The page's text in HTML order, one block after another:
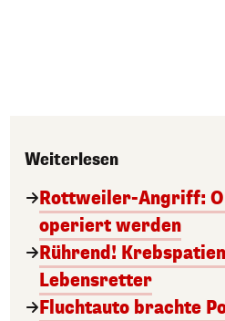
Weiterlesen
Rottweiler-Angriff:
operiert werden
Rührend!
Lebensretter
Fluchtauto brachte